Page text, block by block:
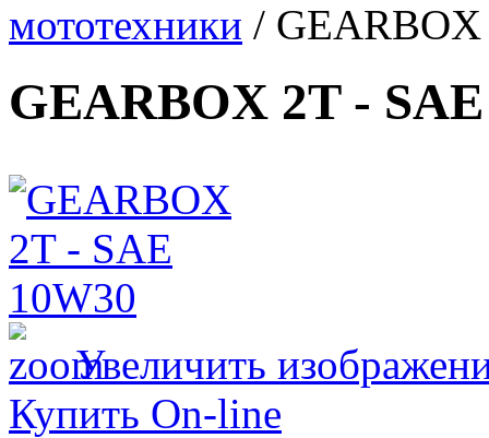
мототехники /
GEARBOX 2T -
Увеличить
Купить On-line